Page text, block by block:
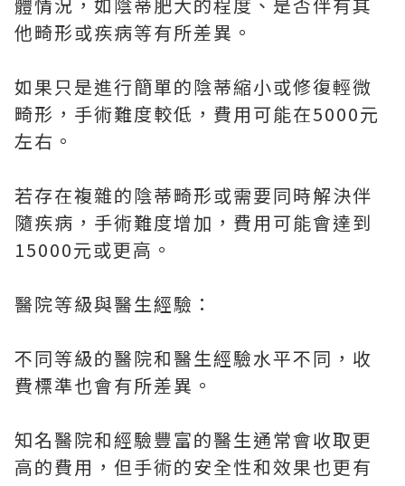
他畸形或疾病等有所差異。
如果只是進行簡單的陰蒂縮小或修復輕微
畸形，手術難度較低，費用可能在5000元
左右。
若存在複雜的陰蒂畸形或需要同時解決伴
隨疾病，手術難度增加，費用可能會達到
15000元或更高。
醫院等級與醫生經驗：
不同等級的醫院和醫生經驗水平不同，收
費標準也會有所差異。
知名醫院和經驗豐富的醫生通常會收取更
高的費用，但手術的安全性和效果也更有